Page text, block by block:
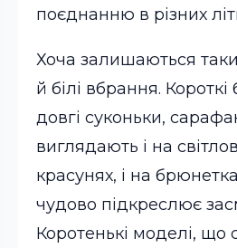
поєднанню в різних
Хоча залишаються
й білі вбрання. Короткі
довгі суконьки,
виглядають і на
красунях, і на
чудово підкреслює
Коротенькі моделі, що